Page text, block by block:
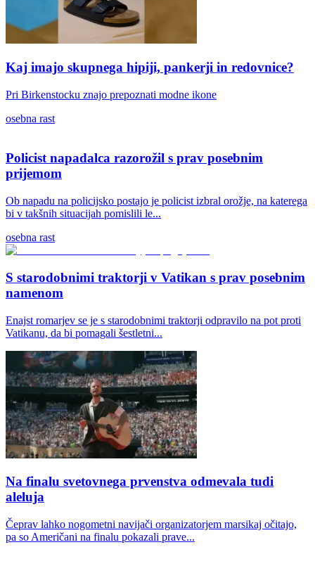
Kaj imajo skupnega hipiji, pankerji in redovnice?
Pri Birkenstocku znajo prepoznati modne ikone
osebna rast
Policist napadalca razorožil s prav posebnim
prijemom
Ob napadu na policijsko postajo je policist izbral orožje, na katerega
bi v takšnih situacijah pomislili le...
osebna rast
S starodobnimi traktorji v Vatikan s prav posebnim
namenom
Enajst romarjev se je s starodobnimi traktorji odpravilo na pot proti
Vatikanu, da bi pomagali šestletni...
Na finalu svetovnega prvenstva odmevala tudi
aleluja
Čeprav lahko nogometni navijači organizatorjem marsikaj očitajo,
pa so Američani na finalu pokazali prave...